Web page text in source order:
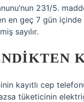
231/5.
en geç 7 gün
sayılır.
kayıtlı cep
tüketicinin